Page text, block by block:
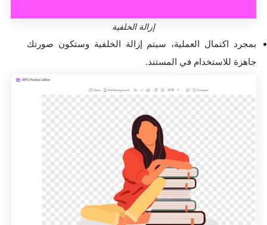
إزالة الخلفية
بمجرد اكتمال العملية، سيتم إزالة الخلفية وستكون صورتك
جاهزة للاستخدام في المستند.